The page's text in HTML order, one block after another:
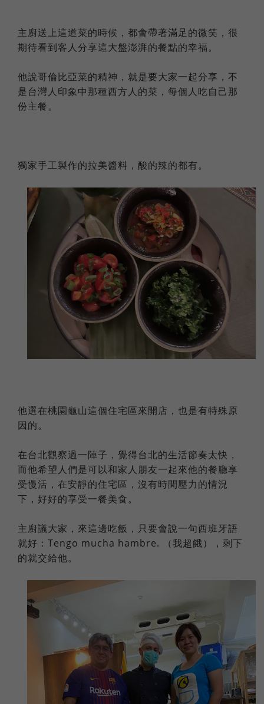
主廚送上這道菜的時候，都會帶著滿足的微笑，很
期待看到客人分享這大盤澎湃的餐點的幸福。
他說哥倫比亞菜的精神，就是要大家一起分享，不
是台灣人印象中那種西方人的菜，每個人吃自己那
份主餐。
獨家手工製作的拉美醬料，酸的辣的都有。
他選在桃園龜山這個住宅區來開店，也是有特殊原
因的。
在台北觀察過一陣子，覺得台北的生活節奏太快，
而他希望人們是可以和家人朋友一起來他的餐廳享
受慢活，在安靜的住宅區，沒有時間壓力的情況
下，好好的享受一餐美食。
主廚議大家，來這邊吃飯，只要會說一句西班牙語
就好：Tengo mucha hambre. （我超餓），剩下
的就交給他。